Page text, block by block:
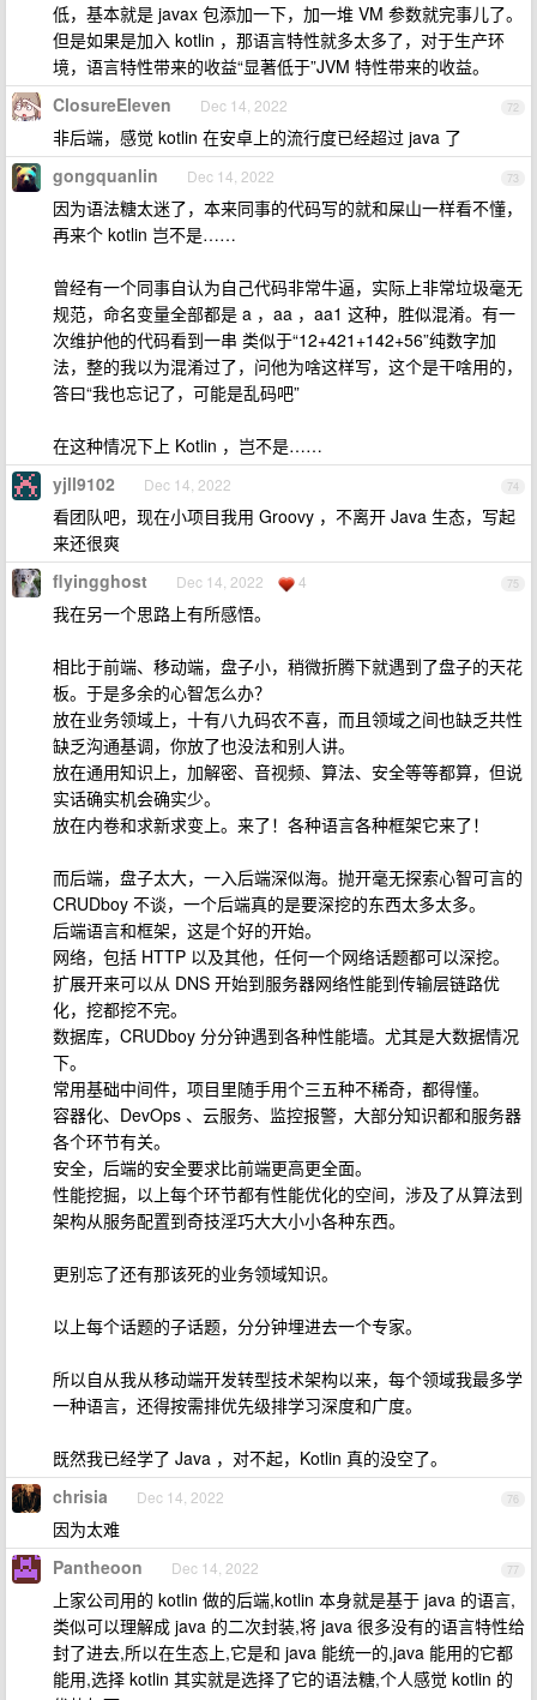
低，基本就是 javax 包添加一下，加一堆 VM 参数就完事儿了。
但是如果是加入 kotlin ，那语言特性就多太多了，对于生产环
境，语言特性带来的收益“显著低于”JVM 特性带来的收益。
72
ClosureEleven Dec 14, 2022
非后端，感觉 kotlin 在安卓上的流行度已经超过 java 了
73
gongquanlin Dec 14, 2022
因为语法糖太迷了，本来同事的代码写的就和屎山一样看不懂，
再来个 kotlin 岂不是……
曾经有一个同事自认为自己代码非常牛逼，实际上非常垃圾毫无
规范，命名变量全部都是 a ，aa ，aa1 这种，胜似混淆。有一
次维护他的代码看到一串 类似于“12+421+142+56”纯数字加
法，整的我以为混淆过了，问他为啥这样写，这个是干啥用的，
答曰“我也忘记了，可能是乱码吧”
在这种情况下上 Kotlin ，岂不是……
74
yjll9102 Dec 14, 2022
看团队吧，现在小项目我用 Groovy ，不离开 Java 生态，写起
来还很爽
75
flyingghost Dec 14, 2022 4
我在另一个思路上有所感悟。
相比于前端、移动端，盘子小，稍微折腾下就遇到了盘子的天花
板。于是多余的心智怎么办？
放在业务领域上，十有八九码农不喜，而且领域之间也缺乏共性
缺乏沟通基调，你放了也没法和别人讲。
放在通用知识上，加解密、音视频、算法、安全等等都算，但说
实话确实机会确实少。
放在内卷和求新求变上。来了！各种语言各种框架它来了！
而后端，盘子太大，一入后端深似海。抛开毫无探索心智可言的
CRUDboy 不谈，一个后端真的是要深挖的东西太多太多。
后端语言和框架，这是个好的开始。
网络，包括 HTTP 以及其他，任何一个网络话题都可以深挖。
扩展开来可以从 DNS 开始到服务器网络性能到传输层链路优
化，挖都挖不完。
数据库，CRUDboy 分分钟遇到各种性能墙。尤其是大数据情况
下。
常用基础中间件，项目里随手用个三五种不稀奇，都得懂。
容器化、DevOps 、云服务、监控报警，大部分知识都和服务器
各个环节有关。
安全，后端的安全要求比前端更高更全面。
性能挖掘，以上每个环节都有性能优化的空间，涉及了从算法到
架构从服务配置到奇技淫巧大大小小各种东西。
更别忘了还有那该死的业务领域知识。
以上每个话题的子话题，分分钟埋进去一个专家。
所以自从我从移动端开发转型技术架构以来，每个领域我最多学
一种语言，还得按需排优先级排学习深度和广度。
既然我已经学了 Java ，对不起，Kotlin 真的没空了。
76
chrisia Dec 14, 2022
因为太难
77
Pantheoon Dec 14, 2022
上家公司用的 kotlin 做的后端,kotlin 本身就是基于 java 的语言,
类似可以理解成 java 的二次封装,将 java 很多没有的语言特性给
封了进去,所以在生态上,它是和 java 能统一的,java 能用的它都
能用,选择 kotlin 其实就是选择了它的语法糖,个人感觉 kotlin 的